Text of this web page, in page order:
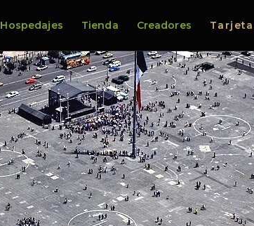
Hospedajes Tienda Creadores Tarjeta